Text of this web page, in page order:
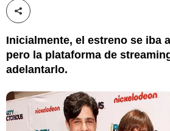
Compartir esta noticia
Inicialmente, el estreno se iba
pero la plataforma de
adelantarlo.